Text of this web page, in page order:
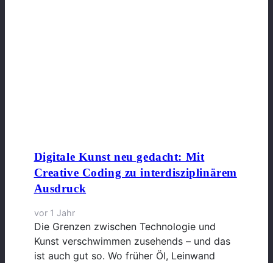
Digitale Kunst neu gedacht: Mit
Creative Coding zu interdisziplinärem
Ausdruck
vor 1 Jahr
Die Grenzen zwischen Technologie und
Kunst verschwimmen zusehends – und das
ist auch gut so. Wo früher Öl, Leinwand